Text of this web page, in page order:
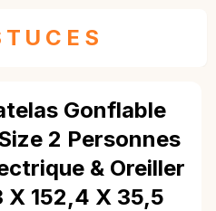
Gonflable
2 Personnes
& Oreiller
152,4 X 35,5